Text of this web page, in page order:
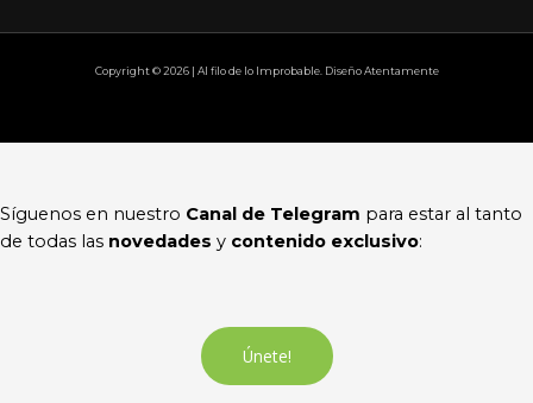
Copyright © 2026 | Al filo de lo Improbable. Diseño Atentamente
Síguenos en nuestro Canal de Telegram para estar al tanto
de todas las novedades y contenido exclusivo:
Únete!